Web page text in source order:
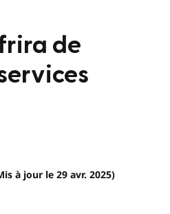
de
à jour le 29 avr. 2025)